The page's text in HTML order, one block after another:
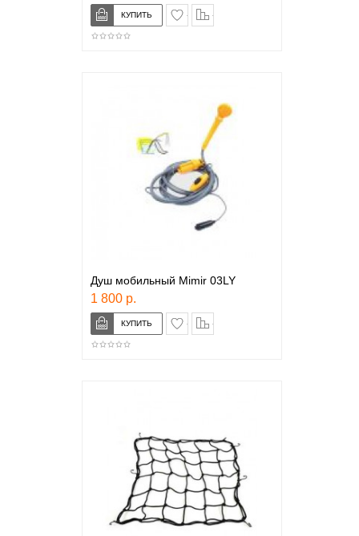
в закладки
Душ мобильный Mimir 03LY
1 800 р.
в закладки